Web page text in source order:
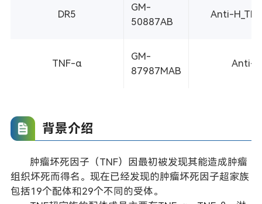
DR5
GM-
50887AB
Anti-
TNF-α
GM-
87987MAB
Anti-
背景介绍
肿瘤坏死因子（TNF）因最初被发现其能造成肿瘤
组织坏死而得名。现在已经发现的肿瘤坏死因子超家族
包括19个配体和29个不同的受体。